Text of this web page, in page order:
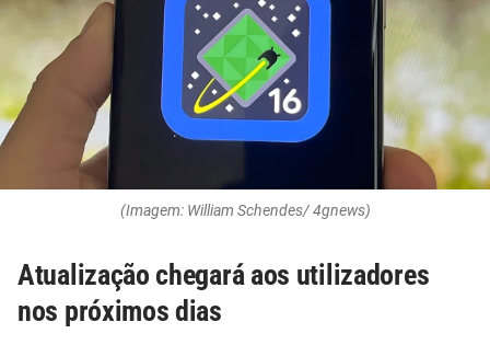
(Imagem: William Schendes/ 4gnews)
Atualização chegará aos utilizadores
nos próximos dias